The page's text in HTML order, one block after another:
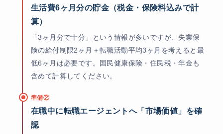
生活費6ヶ月分の貯金（税金・保険料込みで計
算）
「3ヶ月分で十分」という情報が多いですが、失業保
険の給付制限2ヶ月＋転職活動平均3ヶ月を考えると最
低6ヶ月は必要です。国民健康保険・住民税・年金も
含めて計算してください。
準備②
在職中に転職エージェントへ「市場価値」を確
認